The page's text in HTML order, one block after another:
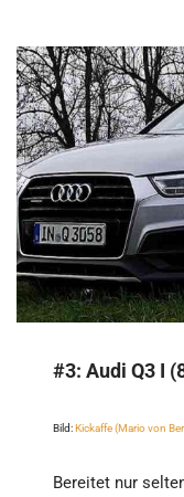
#3: Audi Q3 I
Bild:Kickaffe (Mario von
Bereitet nur